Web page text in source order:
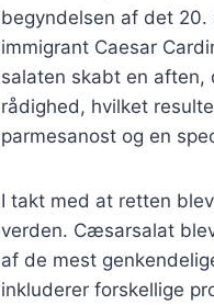
begyndelsen af det
immigrant Caesar
salaten skabt en aften,
rådighed, hvilket
parmesanost og en
I takt med at retten
verden. Cæsarsalat
af de mest
inkluderer forskellige